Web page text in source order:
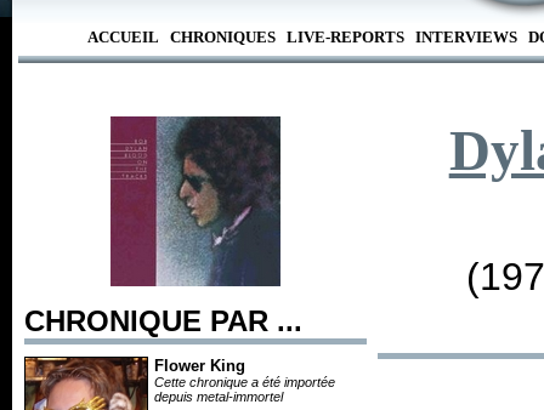
ACCUEIL CHRONIQUES LIVE-REPORTS INTERVIEWS
CHRONIQUE PAR ...
Flower King
Cette chronique a été importée
depuis metal-immortel